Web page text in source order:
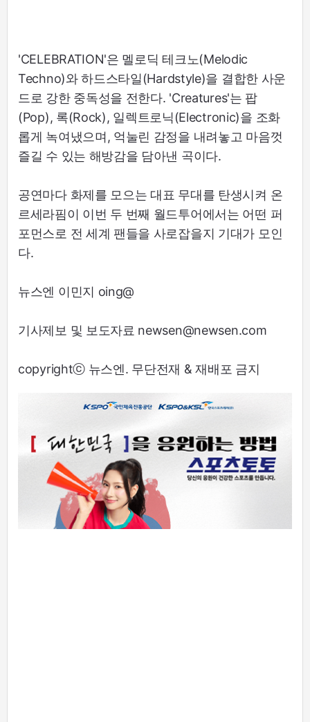
'CELEBRATION'은 멜로딕 테크노(Melodic
Techno)와 하드스타일(Hardstyle)을 결합한 사운
드로 강한 중독성을 전한다. 'Creatures'는 팝
(Pop), 록(Rock), 일렉트로닉(Electronic)을 조화
롭게 녹여냈으며, 억눌린 감정을 내려놓고 마음껏
즐길 수 있는 해방감을 담아낸 곡이다.
공연마다 화제를 모으는 대표 무대를 탄생시켜 온
르세라핌이 이번 두 번째 월드투어에서는 어떤 퍼
포먼스로 전 세계 팬들을 사로잡을지 기대가 모인
다.
뉴스엔 이민지 oing@
기사제보 및 보도자료 newsen@newsen.com
copyrightⓒ 뉴스엔. 무단전재 & 재배포 금지